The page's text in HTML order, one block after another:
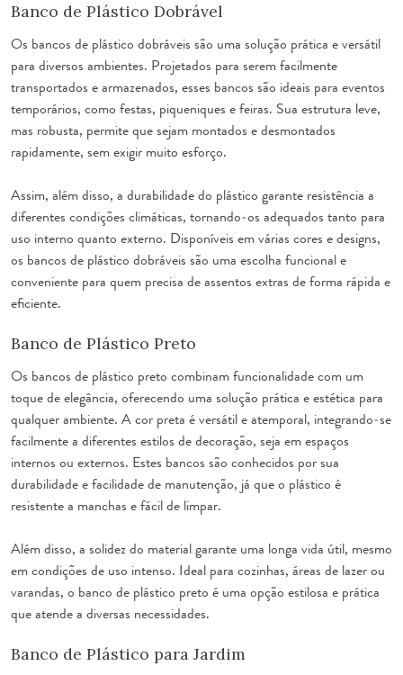
Banco de Plástico Dobrável
Os bancos de plástico dobráveis são uma solução prática e versátil
para diversos ambientes. Projetados para serem facilmente
transportados e armazenados, esses bancos são ideais para eventos
temporários, como festas, piqueniques e feiras. Sua estrutura leve,
mas robusta, permite que sejam montados e desmontados
rapidamente, sem exigir muito esforço.
Assim, além disso, a durabilidade do plástico garante resistência a
diferentes condições climáticas, tornando-os adequados tanto para
uso interno quanto externo. Disponíveis em várias cores e designs,
os bancos de plástico dobráveis são uma escolha funcional e
conveniente para quem precisa de assentos extras de forma rápida e
eficiente.
Banco de Plástico Preto
Os bancos de plástico preto combinam funcionalidade com um
toque de elegância, oferecendo uma solução prática e estética para
qualquer ambiente. A cor preta é versátil e atemporal, integrando-se
facilmente a diferentes estilos de decoração, seja em espaços
internos ou externos. Estes bancos são conhecidos por sua
durabilidade e facilidade de manutenção, já que o plástico é
resistente a manchas e fácil de limpar.
Além disso, a solidez do material garante uma longa vida útil, mesmo
em condições de uso intenso. Ideal para cozinhas, áreas de lazer ou
varandas, o banco de plástico preto é uma opção estilosa e prática
que atende a diversas necessidades.
Banco de Plástico para Jardim